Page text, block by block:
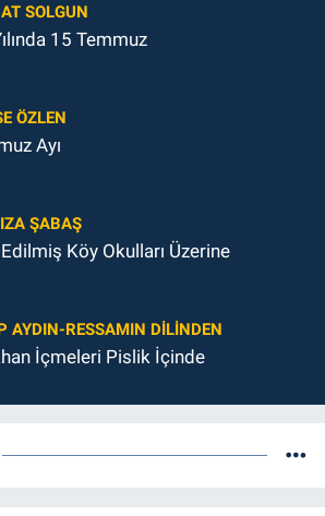
SOLGUN
15 Temmuz
ÖZLEN
Ayı
ŞABAŞ
Köy Okulları Üzerine
AYDIN-RESSAMIN DILINDEN
İçmeleri Pislik İçinde